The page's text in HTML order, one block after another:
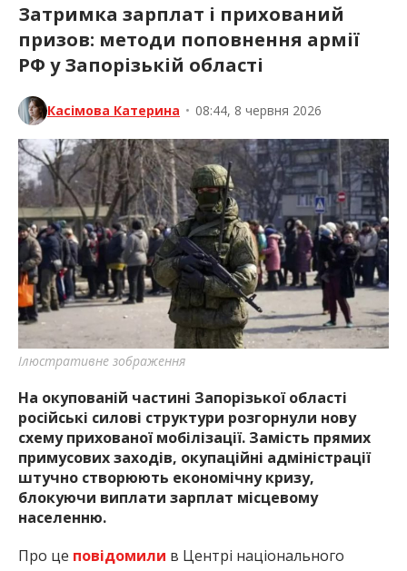
Затримка зарплат і прихований
призов: методи поповнення армії
РФ у Запорізькій області
Касімова Катерина • 08:44, 8 червня 2026
Ілюстративне зображення
На окупованій частині Запорізької області
російські силові структури розгорнули нову
схему прихованої мобілізації. Замість прямих
примусових заходів, окупаційні адміністрації
штучно створюють економічну кризу,
блокуючи виплати зарплат місцевому
населенню.
Про це повідомили в Центрі національного